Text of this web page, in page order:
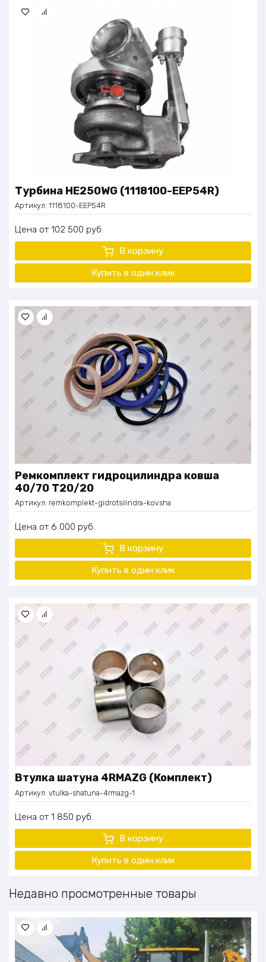
Турбина HE250WG (1118100-ЕЕP54R)
Артикул: 1118100-ЕЕP54R
Цена 102 500 руб.
В корзину
Купить в один клик
Ремкомплект гидроцилиндра ковша
40/70 Т20/20
Артикул: remkomplekt-gidrotsilindra-kovsha
Цена 6 000 руб.
В корзину
Купить в один клик
Втулка шатуна 4RMAZG (Комплект)
Артикул: vtulka-shatuna-4rmazg-1
Цена 1 850 руб.
В корзину
Купить в один клик
Недавно просмотренные товары